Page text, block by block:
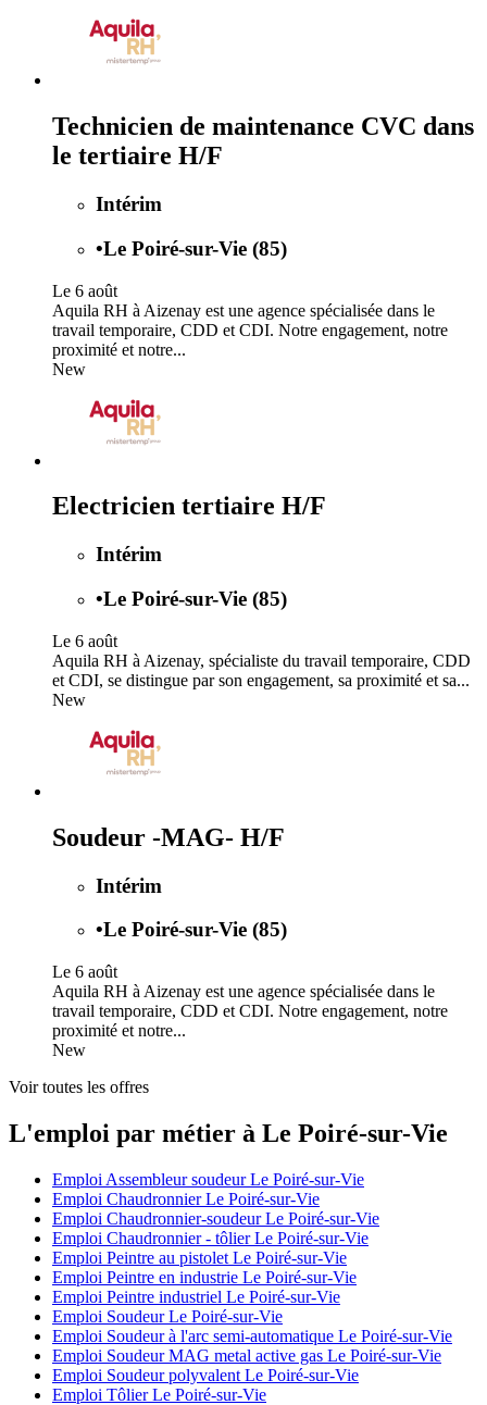
Technicien de maintenance CVC dans
le tertiaire H/F
Intérim
•Le Poiré-sur-Vie (85)
Le 6 août
Aquila RH à Aizenay est une agence spécialisée dans le
travail temporaire, CDD et CDI. Notre engagement, notre
proximité et notre...
New
Electricien tertiaire H/F
Intérim
•Le Poiré-sur-Vie (85)
Le 6 août
Aquila RH à Aizenay, spécialiste du travail temporaire, CDD
et CDI, se distingue par son engagement, sa proximité et sa...
New
Soudeur -MAG- H/F
Intérim
•Le Poiré-sur-Vie (85)
Le 6 août
Aquila RH à Aizenay est une agence spécialisée dans le
travail temporaire, CDD et CDI. Notre engagement, notre
proximité et notre...
New
Voir toutes les offres
L'emploi par métier à Le Poiré-sur-Vie
Emploi Assembleur soudeur Le Poiré-sur-Vie
Emploi Chaudronnier Le Poiré-sur-Vie
Emploi Chaudronnier-soudeur Le Poiré-sur-Vie
Emploi Chaudronnier - tôlier Le Poiré-sur-Vie
Emploi Peintre au pistolet Le Poiré-sur-Vie
Emploi Peintre en industrie Le Poiré-sur-Vie
Emploi Peintre industriel Le Poiré-sur-Vie
Emploi Soudeur Le Poiré-sur-Vie
Emploi Soudeur à l'arc semi-automatique Le Poiré-sur-Vie
Emploi Soudeur MAG metal active gas Le Poiré-sur-Vie
Emploi Soudeur polyvalent Le Poiré-sur-Vie
Emploi Tôlier Le Poiré-sur-Vie